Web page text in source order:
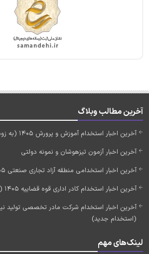
آخرین مطالب وبلاگ
آخرین اخبار استخدام آموزش و پرورش 1405 (به زودی)
آخرین اخبار آزمون تیزهوشان و نمونه دولتی
آخرین اخبار استخدامی منطقه آزاد تجاری صنعتی 1405
آخرین اخبار استخدام کادر اداری قوه قضاییه 1405 (به زودی)
(استخدام جدید)
لینک‌های مهم